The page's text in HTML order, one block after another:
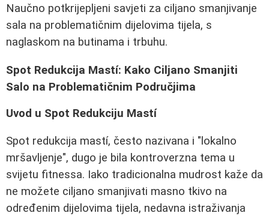
Naučno potkrijepljeni savjeti za ciljano smanjivanje
sala na problematičnim dijelovima tijela, s
naglaskom na butinama i trbuhu.
Spot Redukcija Mastí: Kako Ciljano Smanjiti
Salo na Problematičnim Područjima
Uvod u Spot Redukciju Mastí
Spot redukcija mastí, često nazivana i "lokalno
mršavljenje", dugo je bila kontroverzna tema u
svijetu fitnessa. Iako tradicionalna mudrost kaže da
ne možete ciljano smanjivati masno tkivo na
određenim dijelovima tijela, nedavna istraživanja